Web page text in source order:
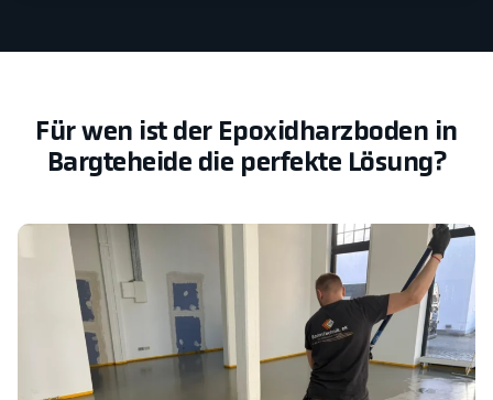
Für wen ist der Epoxidharzboden in
Bargteheide die perfekte Lösung?